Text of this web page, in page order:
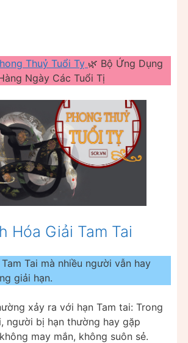
Thuỷ Tuổi Tỵ 🌿 Bộ Ứng Dụng
Ngày Các Tuổi Tị
Hóa Giải Tam Tai
Tai mà nhiều người vẫn hay
giải hạn.
xảy ra với hạn Tam tai: Trong
người bị hạn thường hay gặp
may mắn, không suôn sẻ.